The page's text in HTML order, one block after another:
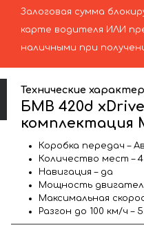
Залоговая сумма
карте водителя ИЛИ
наличными при
Технические
БМВ 420d
комплектация
Коробка передач –
Количество мест – 4
Навигация – да
Мощность двигателя
Максимальная
Разгон до 100 км/ч –